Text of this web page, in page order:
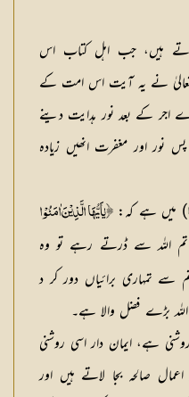
ہیں، جب اہل کتاب اس
تعالیٰ نے یہ آیت اس امت کے
اجر کے بعد نور ہدایت دینے
نور اور مغفرت انھیں زیادہ
﴿يٰاَيُّهَا الَّذِيْنَ اٰمَنُوْا
تم اللہ سے ڈرتے رہے تو وہ
تمہاری برائیاں دور کر د
بڑے فضل والا ہے۔
ہے، ایمان دار اسی روشنی
صالحہ بجا لاتے ہیں اور